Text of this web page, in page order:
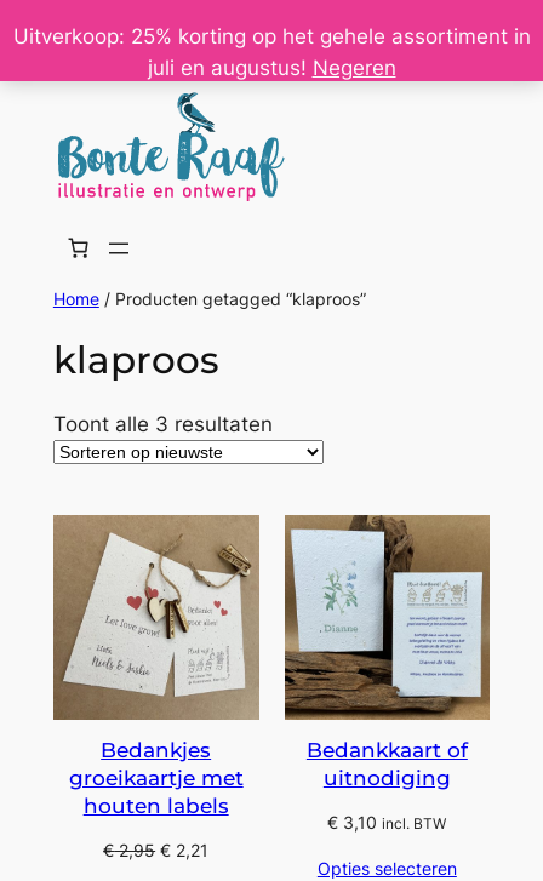
Uitverkoop: 25% korting op het gehele assortiment in
juli en augustus! Negeren
Ga
de
Home/ Producten getagged “klaproos”
klaproos
Toont alle 3 resultatenGesorteerd
Bedankjes
groeikaartje met
houten labels
€2,95 € 2,21
Bedankkaart of
uitnodiging
€ 3,10 incl. BTW
Opties selecteren